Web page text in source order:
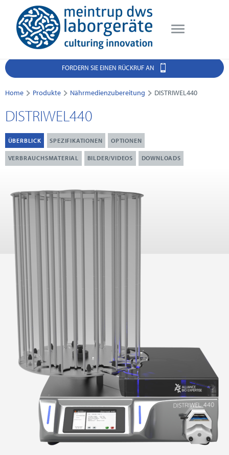
FORDERN SIE EINEN RÜCKRUF AN
Home Produkte Nährmedienzubereitung DISTRIWEL440
DISTRIWEL440
ÜBERBLICK SPEZIFIKATIONEN OPTIONEN
VERBRAUCHSMATERIAL BILDER/VIDEOS DOWNLOADS